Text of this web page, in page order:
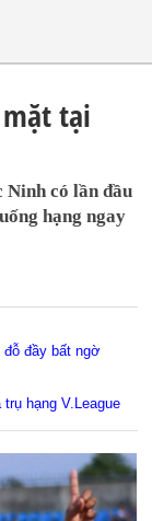
tại
Ninh có lần đầu
hạng ngay
đỗ đầy bất ngờ
hạng V.League